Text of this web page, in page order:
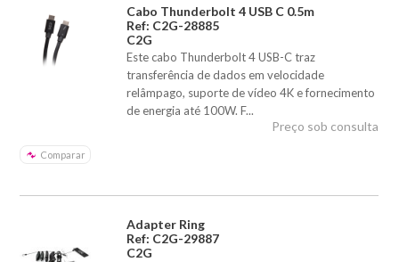
Cabo Thunderbolt 4 USB C 0.5m
Ref: C2G-28885
C2G
Este cabo Thunderbolt 4 USB-C traz
transferência de dados em velocidade
relâmpago, suporte de vídeo 4K e fornecimento
de energia até 100W. F...
Comparar
Preço sob consulta
Adapter Ring
Ref: C2G-29887
C2G